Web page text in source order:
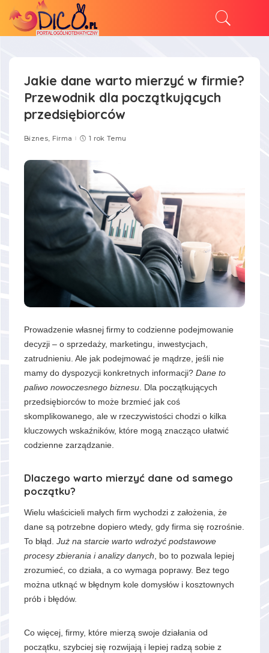
Jakie dane warto mierzyć w firmie?
Przewodnik dla początkujących
przedsiębiorców
Biznes, Firma 1 rok Temu
Prowadzenie własnej firmy to codzienne podejmowanie
decyzji – o sprzedaży, marketingu, inwestycjach,
zatrudnieniu. Ale jak podejmować je mądrze, jeśli nie
mamy do dyspozycji konkretnych informacji? Dane to
paliwo nowoczesnego biznesu. Dla początkujących
przedsiębiorców to może brzmieć jak coś
skomplikowanego, ale w rzeczywistości chodzi o kilka
kluczowych wskaźników, które mogą znacząco ułatwić
codzienne zarządzanie.
Dlaczego warto mierzyć dane od samego
początku?
Wielu właścicieli małych firm wychodzi z założenia, że
dane są potrzebne dopiero wtedy, gdy firma się rozrośnie.
To błąd. Już na starcie warto wdrożyć podstawowe
procesy zbierania i analizy danych, bo to pozwala lepiej
zrozumieć, co działa, a co wymaga poprawy. Bez tego
można utknąć w błędnym kole domysłów i kosztownych
prób i błędów.
Co więcej, firmy, które mierzą swoje działania od
początku, szybciej się rozwijają i lepiej radzą sobie z